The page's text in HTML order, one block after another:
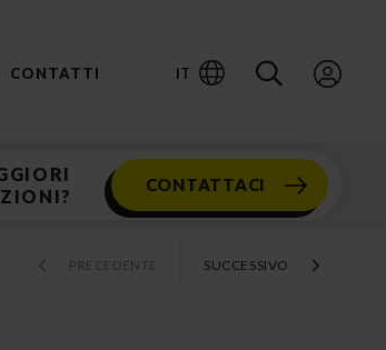
CONTATTI IT
CONTATTACI
PRECEDENTE SUCCESSIVO